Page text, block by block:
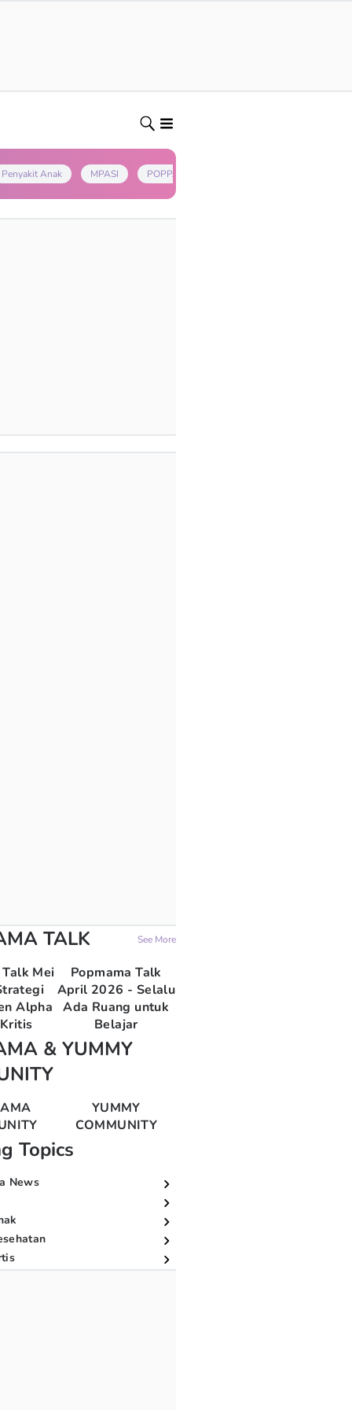
Penyakit Anak MPASI POPPAPA
TALK See More
Mei
Alpha
Popmama Talk
April 2026 - Selalu
Ada Ruang untuk
Belajar
& YUMMY
YUMMY
COMMUNITY
Topics
News